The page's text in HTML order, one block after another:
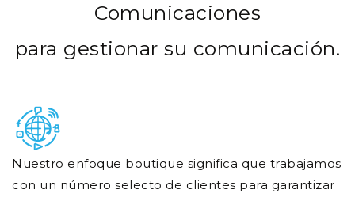
Comunicaciones
para gestionar su comunicación.
Nuestro enfoque boutique significa que trabajamos
con un número selecto de clientes para garantizar